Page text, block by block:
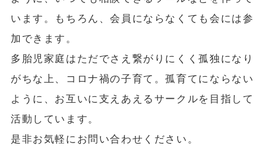
います。もちろん、会員にならなくても会には参
加できます。
多胎児家庭はただでさえ繋がりにくく孤独になり
がちな上、コロナ禍の子育て。孤育てにならない
ように、お互いに支えあえるサークルを目指して
活動しています。
是非お気軽にお問い合わせください。